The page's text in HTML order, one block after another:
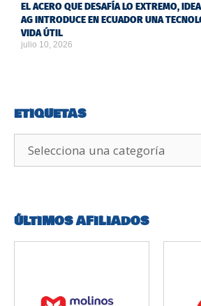
EL ACERO QUE DESAFÍA LO EXTREMO,
AG INTRODUCE EN ECUADOR UNA
VIDA ÚTIL
julio 10, 2026
ETIQUETAS
ÚLTIMOS AFILIADOS